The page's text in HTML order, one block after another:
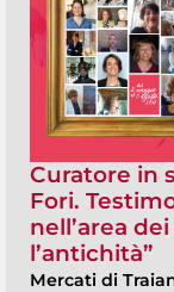
Curatore in
Fori.
nell’area
l’antichità”
Mercati di